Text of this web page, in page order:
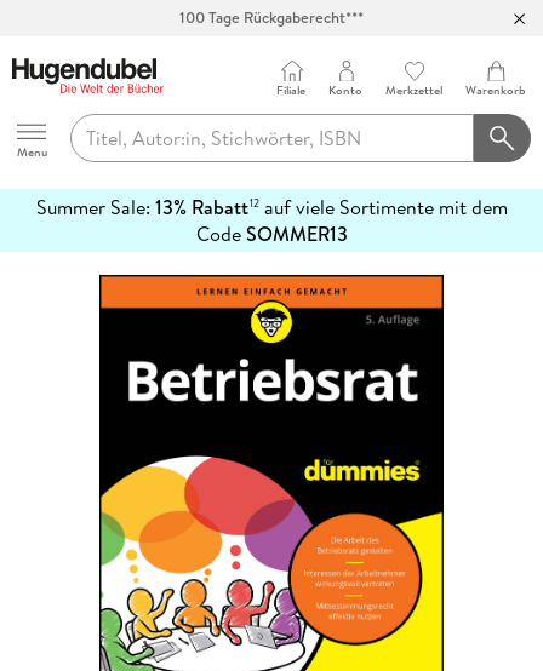
100 Tage Rückgaberecht***
Hugendubel
Menu
Filiale Konto Merkzettel Warenkorb
Summer Sale: 13% Rabatt12auf viele Sortimente mit dem
CodeSOMMER13
erfahren